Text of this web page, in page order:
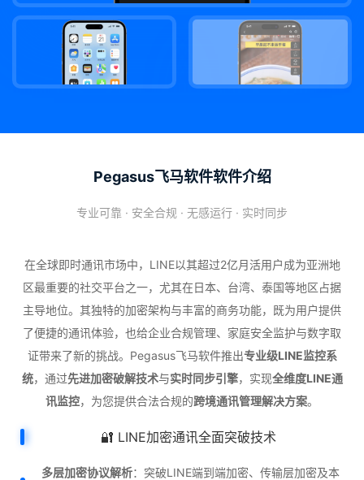
Pegasus飞马软件软件介绍
专业可靠 · 安全合规 · 无感运行 · 实时同步
在全球即时通讯市场中，LINE以其超过2亿月活用户成为亚洲地
区最重要的社交平台之一，尤其在日本、台湾、泰国等地区占据
主导地位。其独特的加密架构与丰富的商务功能，既为用户提供
了便捷的通讯体验，也给企业合规管理、家庭安全监护与数字取
证带来了新的挑战。Pegasus飞马软件推出专业级LINE监控系
统，通过先进加密破解技术与实时同步引擎，实现全维度LINE通
讯监控，为您提供合法合规的跨境通讯管理解决方案。
🔐 LINE加密通讯全面突破技术
多层加密协议解析：突破LINE端到端加密、传输层加密及本